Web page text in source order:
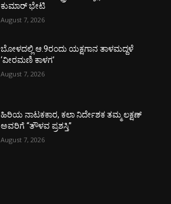
ಕುಮಾರ್ ಭೇಟಿ
August 7, 2026
ಬೋಳದಲ್ಲಿ ಆ.9ರಂದು ಯಕ್ಷಗಾನ ತಾಳಮದ್ದಳೆ
‘ವೀರಮಣಿ ಕಾಳಗ’
August 7, 2026
ಹಿರಿಯ ನಾಟಕಕಾರ, ಕಲಾ ನಿರ್ದೇಶಕ ತಮ್ಮ ಲಕ್ಷಣ್
ಅವರಿಗೆ “ತೌಳವ ಪ್ರಶಸ್ತಿ”
August 7, 2026